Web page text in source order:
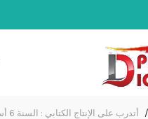
أتدرب على الإنتاج الكتابي : السنة 6 أساسي